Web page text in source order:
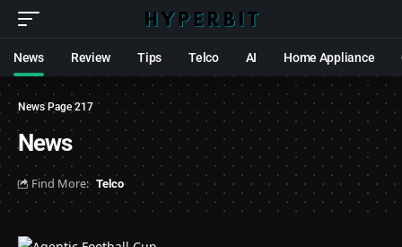
News Review Tips Telco AI Home Appliance
News Page 217
News
Find More: Telco